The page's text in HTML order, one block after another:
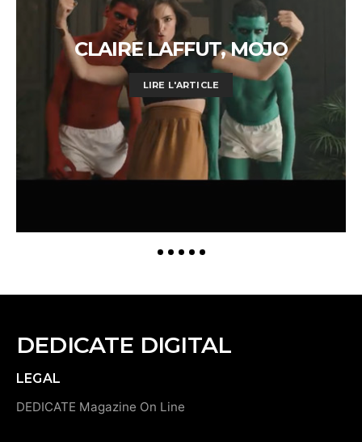
CLAIRE LAFFUT, MOJO
LIRE L'ARTICLE
DEDICATE DIGITAL
LEGAL
DEDICATE Magazine On Line